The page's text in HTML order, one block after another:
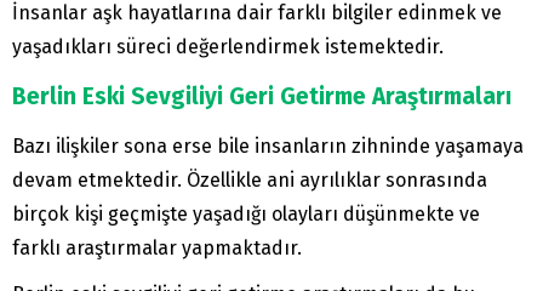
İnsanlar aşk hayatlarına dair farklı bilgiler edinmek ve
yaşadıkları süreci değerlendirmek istemektedir.
Berlin Eski Sevgiliyi Geri Getirme Araştırmaları
Bazı ilişkiler sona erse bile insanların zihninde yaşamaya
devam etmektedir. Özellikle ani ayrılıklar sonrasında
birçok kişi geçmişte yaşadığı olayları düşünmekte ve
farklı araştırmalar yapmaktadır.